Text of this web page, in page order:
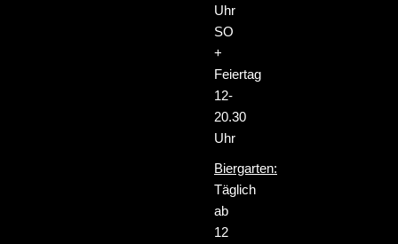
Uhr
SO
+
Feiertag
12-
20.30
Uhr
Biergarten:
Täglich
ab
12